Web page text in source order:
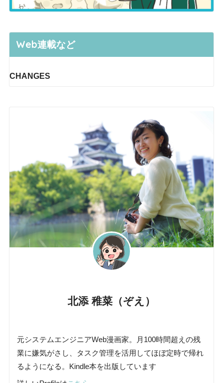
Web連載など
CHANGES
北添 稚菜（ぞえ）
元システムエンジニアWeb漫画家。月100時間超えの残
業に嫌気がさし、タスク管理を活用してほぼ定時で帰れ
るようになる。Kindle本を出版しています